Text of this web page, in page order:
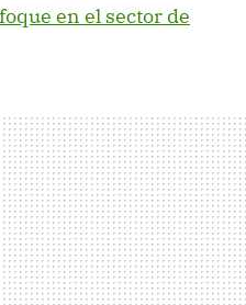
en el sector de